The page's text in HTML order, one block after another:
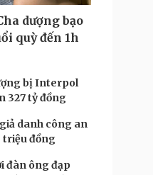
dượng bạo
quỳ đến 1h
bị Interpol
327 tỷ đồng
danh công an
triệu đồng
đàn ông đạp